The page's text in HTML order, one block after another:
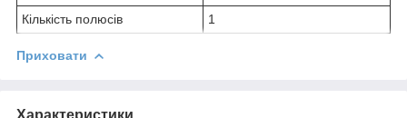
Кількість полюсів
1
Приховати
Характеристики